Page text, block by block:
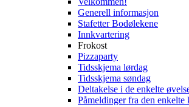
Generell informasjon
Stafetter Bodølekene
Innkvartering
Frokost
Pizzaparty
Tidsskjema lørdag
Tidsskjema søndag
Deltakelse i de enkelte
Påmeldinger fra den enkelte